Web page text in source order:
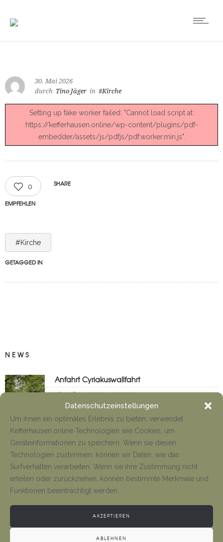
Datenschutzeinstellungen
Um ihnen ein optimales Erlebnis zu bieten, verwendet
Kefferhausen.online Technologien wie Cookies, um
Geräteinformationen zu speichern. Wenn sie diesen
Technologien zustimmen, können wir Daten, wie das
Surfverhalten verarbeiten. Wenn sie ihre Zustimmung nicht
erteilen oder zurückziehen, können bestimmte Merkmale und
Funktionen beeinträchtigt werden.
AKZEPTIEREN
ABLEHNEN
30. Mai 2026
durch Tino Jäger in #Kirche
Setting up fake worker failed: "Cannot load script at:
https://kefferhausen.online/wp-content/plugins/pdf-
embedder/assets/js/pdfjs/pdf.worker.min.js".
0
EMPFEHLEN
SHARE
#Kirche
GETAGGED IN
NEWS
Anfahrt Cyriakuswallfahrt
Tino Jäger 1. August 2026
Neueröffnung Gaststätte
Gottesdienste und Vermeldungen
Tino Jäger 1. August 2026